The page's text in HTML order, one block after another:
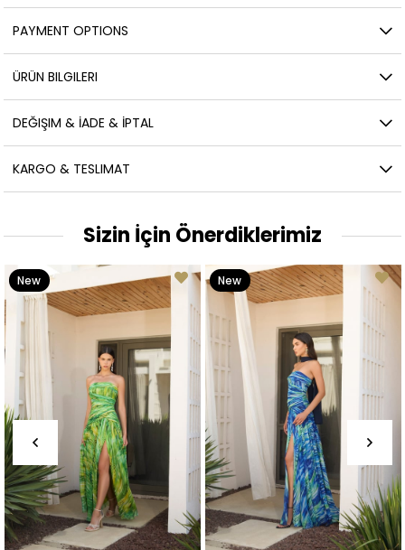
PAYMENT OPTIONS
ÜRÜN BILGILERI
DEĞIŞIM & İADE & İPTAL
KARGO & TESLIMAT
Sizin İçin Önerdiklerimiz
New
Item
New
Item